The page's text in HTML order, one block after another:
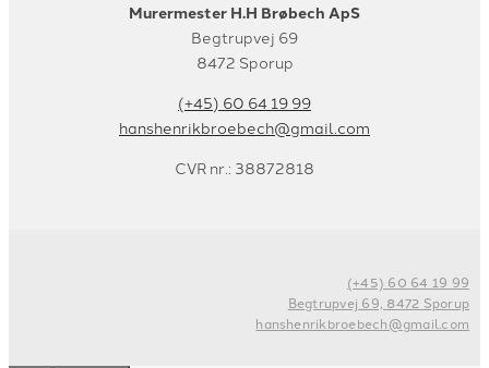
Murermester H.H Brøbech ApS
Begtrupvej 69
8472 Sporup
(+45) 60 64 19 99
hanshenrikbroebech@gmail.com
CVR nr.: 38872818
(+45) 60 64 19 99
Begtrupvej 69, 8472 Sporup
hanshenrikbroebech@gmail.com